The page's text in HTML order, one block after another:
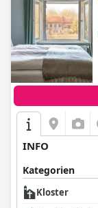
INFO
Kategorien
Kloster